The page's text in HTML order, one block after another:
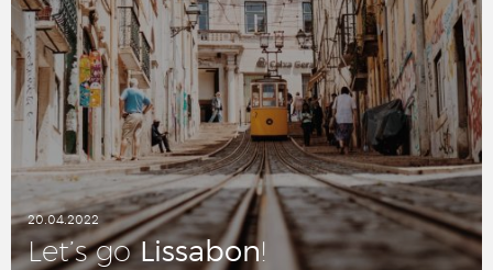
20.04.2022
Let’s goLis­sa­bon!